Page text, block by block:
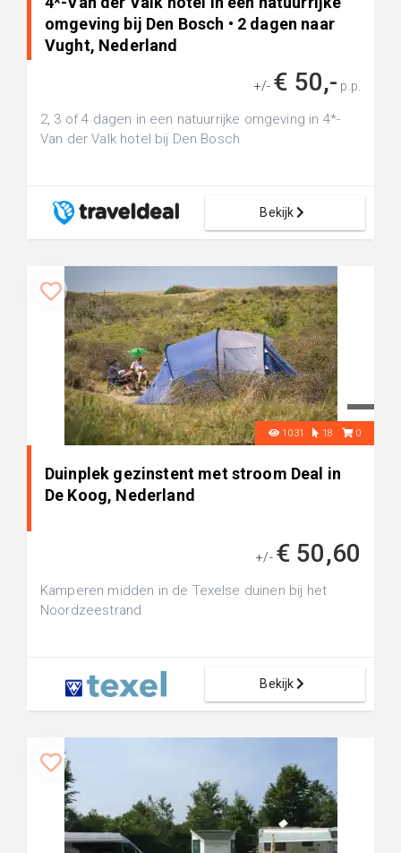
omgeving bij Den Bosch • 2 dagen naar
Vught, Nederland
+/- € 50,- p.p.
2, 3 of 4 dagen in een natuurrijke omgeving in 4*-
Van der Valk hotel bij Den Bosch
Bekijk
1031 18 0
Duinplek gezinstent met stroom Deal in
De Koog, Nederland
+/- € 50,60
Kamperen midden in de Texelse duinen bij het
Noordzeestrand
Bekijk